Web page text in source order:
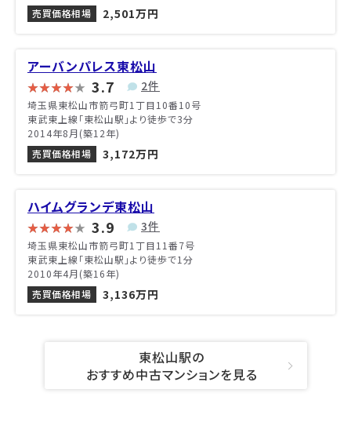
売買価格相場
2,501万円
アーバンパレス東松山
3.7 2件
埼玉県東松山市箭弓町1丁目10番10号
東武東上線「東松山駅」より徒歩で3分
2014年8月(築12年)
売買価格相場
3,172万円
ハイムグランデ東松山
3.9 3件
埼玉県東松山市箭弓町1丁目11番7号
東武東上線「東松山駅」より徒歩で1分
2010年4月(築16年)
売買価格相場
3,136万円
東松山駅の
おすすめ中古マンションを見る